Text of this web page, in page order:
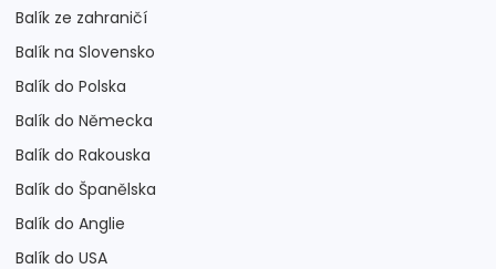
Balík ze zahraničí
Balík na Slovensko
Balík do Polska
Balík do Německa
Balík do Rakouska
Balík do Španělska
Balík do Anglie
Balík do USA